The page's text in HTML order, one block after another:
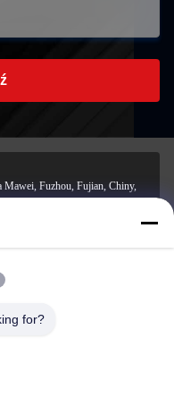
Mawei, Fuzhou, Fujian, Chiny,
for?